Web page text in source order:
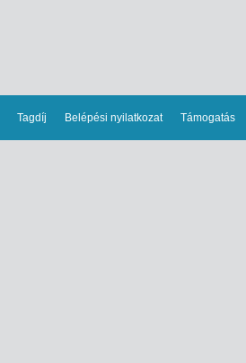
Tagdíj Belépési nyilatkozat Támogatás